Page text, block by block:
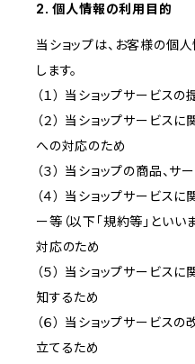
2. 個人情報の利用目的
当ショップは、お客様の個
します。
（１） 当ショップサービスの
（２） 当ショップサービス
への対応のため
（３） 当ショップの商品、
（４） 当ショップサービス
ー等（以下「規約等」といい
対応のため
（５） 当ショップサービス
知するため
（６） 当ショップサービス
立てるため